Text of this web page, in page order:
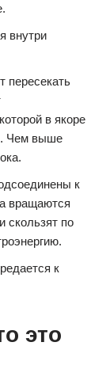
внутри
пересекать
в якоре
Чем выше
к
вращаются
скользят по
к
это